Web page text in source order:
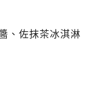
、佐抹茶冰淇淋